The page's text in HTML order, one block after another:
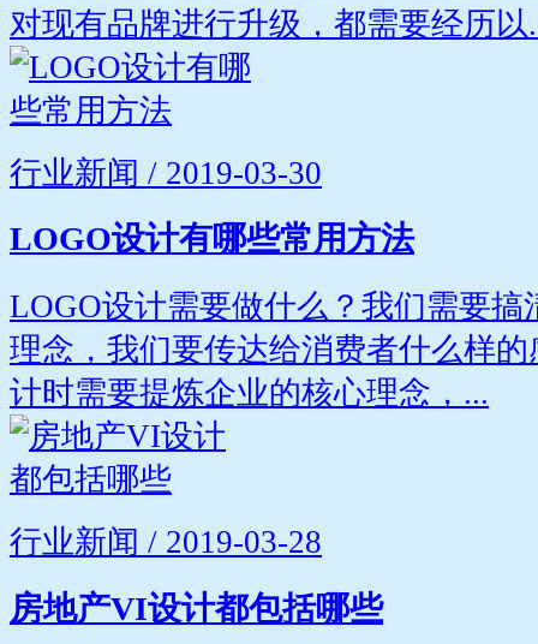
对现有品牌进行升级，都需要经历以
行业新闻 / 2019-03-30
LOGO设计有哪些常用方法
LOGO设计需要做什么？我们需要
理念，我们要传达给消费者什么样
计时需要提炼企业的核心理念，...
行业新闻 / 2019-03-28
房地产VI设计都包括哪些